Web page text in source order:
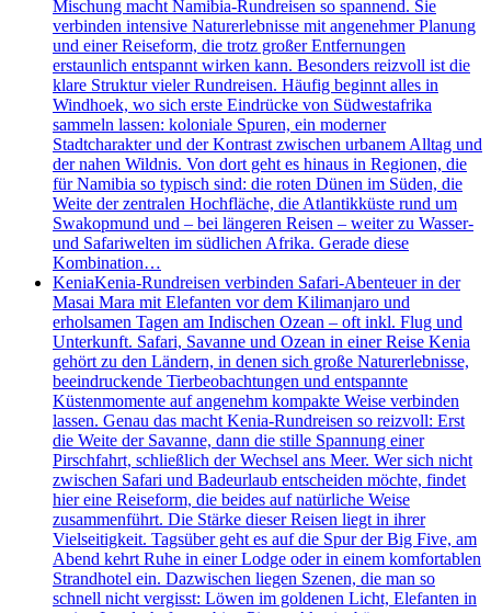
Mischung macht Namibia-Rundreisen so spannend. Sie
verbinden intensive Naturerlebnisse mit angenehmer Planung
und einer Reiseform, die trotz großer Entfernungen
erstaunlich entspannt wirken kann. Besonders reizvoll ist die
klare Struktur vieler Rundreisen. Häufig beginnt alles in
Windhoek, wo sich erste Eindrücke von Südwestafrika
sammeln lassen: koloniale Spuren, ein moderner
Stadtcharakter und der Kontrast zwischen urbanem Alltag und
der nahen Wildnis. Von dort geht es hinaus in Regionen, die
für Namibia so typisch sind: die roten Dünen im Süden, die
Weite der zentralen Hochfläche, die Atlantikküste rund um
Swakopmund und – bei längeren Reisen – weiter zu Wasser-
und Safariwelten im südlichen Afrika. Gerade diese
Kombination…
KeniaKenia-Rundreisen verbinden Safari-Abenteuer in der
Masai Mara mit Elefanten vor dem Kilimanjaro und
erholsamen Tagen am Indischen Ozean – oft inkl. Flug und
Unterkunft. Safari, Savanne und Ozean in einer Reise Kenia
gehört zu den Ländern, in denen sich große Naturerlebnisse,
beeindruckende Tierbeobachtungen und entspannte
Küstenmomente auf angenehm kompakte Weise verbinden
lassen. Genau das macht Kenia-Rundreisen so reizvoll: Erst
die Weite der Savanne, dann die stille Spannung einer
Pirschfahrt, schließlich der Wechsel ans Meer. Wer sich nicht
zwischen Safari und Badeurlaub entscheiden möchte, findet
hier eine Reiseform, die beides auf natürliche Weise
zusammenführt. Die Stärke dieser Reisen liegt in ihrer
Vielseitigkeit. Tagsüber geht es auf die Spur der Big Five, am
Abend kehrt Ruhe in einer Lodge oder in einem komfortablen
Strandhotel ein. Dazwischen liegen Szenen, die man so
schnell nicht vergisst: Löwen im goldenen Licht, Elefanten in